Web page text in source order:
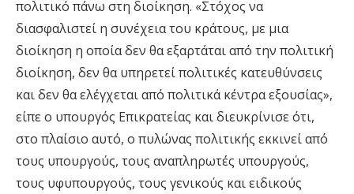
πολιτικό πάνω στη διοίκηση. «Στόχος να
διασφαλιστεί η συνέχεια του κράτους, με μια
διοίκηση η οποία δεν θα εξαρτάται από την πολιτική
διοίκηση, δεν θα υπηρετεί πολιτικές κατευθύνσεις
και δεν θα ελέγχεται από πολιτικά κέντρα εξουσίας»,
είπε ο υπουργός Επικρατείας και διευκρίνισε ότι,
στο πλαίσιο αυτό, ο πυλώνας πολιτικής εκκινεί από
τους υπουργούς, τους αναπληρωτές υπουργούς,
τους υφυπουργούς, τους γενικούς και ειδικούς